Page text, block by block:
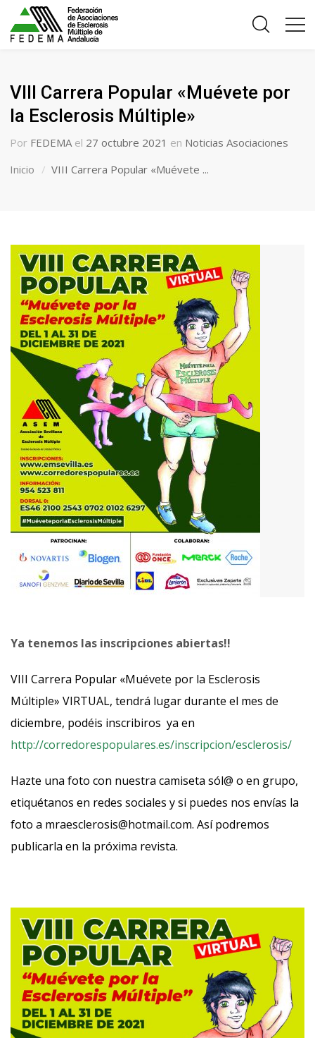
VIII Carrera Popular «Muévete por
la Esclerosis Múltiple»
Por FEDEMA el 27 octubre 2021 en Noticias Asociaciones
Inicio
VIII Carrera Popular «Muévete ...
Ya tenemos las inscripciones abiertas!!
VIII Carrera Popular «Muévete por la Esclerosis
Múltiple» VIRTUAL, tendrá lugar durante el mes de
diciembre, podéis inscribiros ya en
http://corredorespopulares.es/inscripcion/esclerosis/
Hazte una foto con nuestra camiseta sól@ o en grupo,
etiquétanos en redes sociales y si puedes nos envías la
foto a mraesclerosis@hotmail.com. Así podremos
publicarla en la próxima revista.